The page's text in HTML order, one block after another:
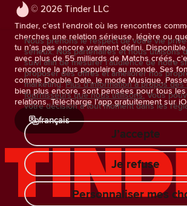
© 2026 Tinder LLC
Tinder, c’est l’endroit où les rencontres
cherches une relation sérieuse, légère ou
tu n’as pas encore vraiment défini.
avec plus de 55 milliards de Matchs créés,
rencontre la plus populaire au monde. Ses
comme Double Date, le mode Musique,
bien plus encore, sont pensées pour tous
relations. Télécharge l’app gratuitement sur
français
Nous prenons le respect de votre vie
sérieux. Nos partenaires et nous utilisons
suivi afin de mesurer l’audience de notre
proposer des offres et améliorer nos
marketing. Plus d'information à propos
fournisseurs que nous utilisons. Vous
votre décision à tout moment dans les
J’accepte
Je refuse
Personnaliser mes